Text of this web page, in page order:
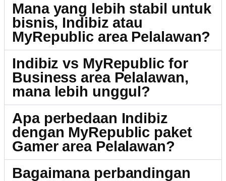
Mana yang lebih stabil untuk
bisnis, Indibiz atau
MyRepublic area Pelalawan?
Indibiz vs MyRepublic for
Business area Pelalawan,
mana lebih unggul?
Apa perbedaan Indibiz
dengan MyRepublic paket
Gamer area Pelalawan?
Bagaimana perbandingan